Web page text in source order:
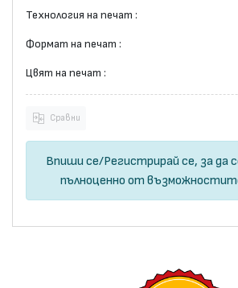
Технология на печат :
Формат на печат :
Цвят на печат :
Сравни
Впиши се/Регистрирай се, за да
пълноценно от